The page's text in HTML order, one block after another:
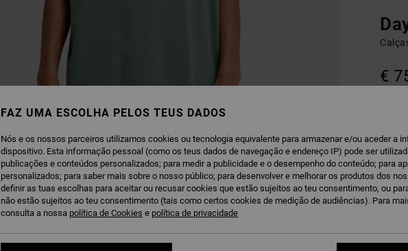
€
COR
FAZ UMA ESCOLHA PELOS TEUS DADOS
Nós e os nossos parceiros utilizamos cookies ou tecnologia equivalente para armazenar e/ou aceder a
dispositivo. Esta informação pessoal (como os teus dados de navegação e endereço IP) pode ser
publicações e conteúdos personalizados; para medir a publicidade e o desempenho do conteúdo; para
personalizados; para saber mais sobre o nosso público; para desenvolver e melhorar os produtos dos
definir as tuas escolhas para aceitar ou recusar cookies que estão sujeitos ao teu consentimento, ou
não estão sujeitos ao teu consentimento (tais como certos cookies de medição de audiências). Para
consulta a nossa política de Cookies e política de privacidade